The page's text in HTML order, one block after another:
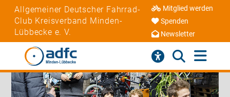
Allgemeiner Deutscher Fahrrad-
Club Kreisverband Minden-
Lübbecke e. V.
Mitglied werden
Spenden
Newsletter